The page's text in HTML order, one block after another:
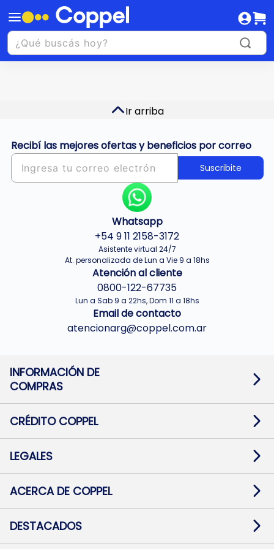
Ir arriba
Recibí las mejores ofertas y beneficios por correo
Suscribite
Whatsapp
+54 9 11 2158-3172
Asistente virtual 24/7
At. personalizada de Lun a Vie 9 a 18hs
Atención al cliente
0800-122-67735
Lun a Sab 9 a 22hs, Dom 11 a 18hs
Email de contacto
atencionarg@coppel.com.ar
INFORMACIÓN DE
COMPRAS
Términos y condiciones
Botón de arrepentimiento
Mapa de sitio
CRÉDITO COPPEL
Solicitar Crédito
Medios de Pago
Pago Fácil Online
LEGALES
Baja contratos
Defensa al consumidor CABA
ACERCA DE COPPEL
Trabajá con Nosotros
Preguntas Frecuentes
DESTACADOS